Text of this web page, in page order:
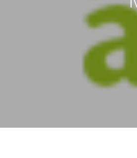
Validez pour lancer la